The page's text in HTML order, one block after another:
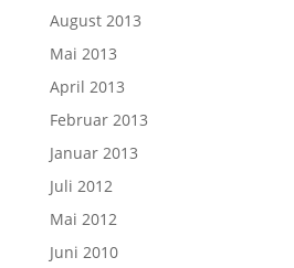
August 2013
Mai 2013
April 2013
Februar 2013
Januar 2013
Juli 2012
Mai 2012
Juni 2010